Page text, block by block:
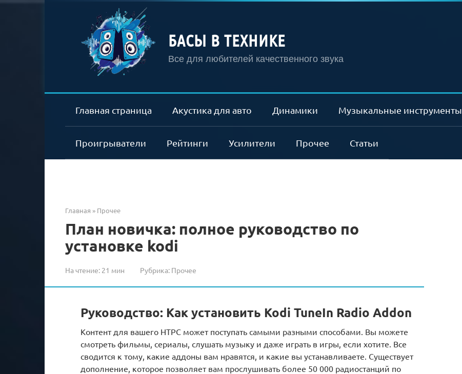
БАСЫ В ТЕХНИКЕ
Все для любителей качественного звука
Главная страница Акустика для авто Динамики Музыкальные инструменты
Проигрыватели Рейтинги Усилители Прочее Статьи
Главная » Прочее
План новичка: полное руководство по
установке kodi
На чтение: 21 мин Рубрика: Прочее
Руководство: Как установить Kodi TuneIn Radio Addon
Контент для вашего HTPC может поступать самыми разными способами. Вы можете
смотреть фильмы, сериалы, слушать музыку и даже играть в игры, если хотите. Все
сводится к тому, какие аддоны вам нравятся, и какие вы устанавливаете. Существует
дополнение, которое позволяет вам прослушивать более 50 000 радиостанций по